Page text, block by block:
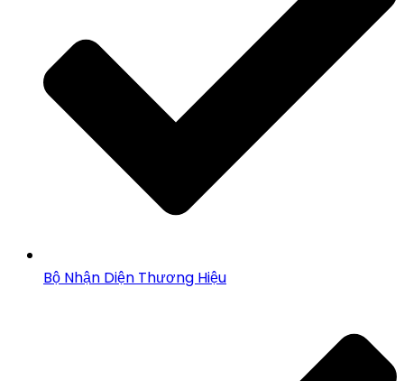
Bộ Nhận Diện Thương Hiệu